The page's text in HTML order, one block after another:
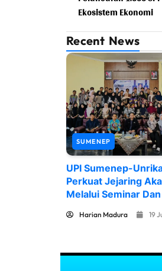
Ekosistem Ekonomi
Recent News
SUMENEP
UPI Sumenep-
Perkuat Jejaring
Melalui Seminar
Harian Madura 19